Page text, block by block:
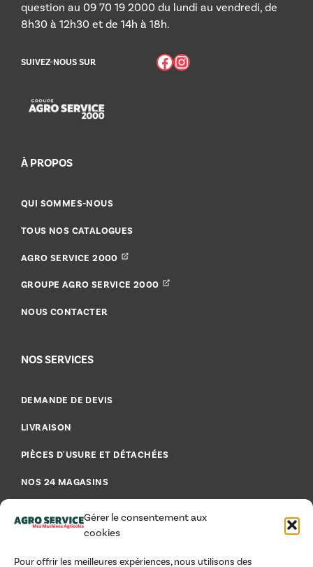
Gérer le consentement aux
cookies
Pour offrir les meilleures expériences, nous utilisons des
question au 09 70 19 2000 du lundi au vendredi, de
8h30 à 12h30 et de 14h à 18h.
SUIVEZ-NOUS SUR Facebook Instagram
À PROPOS
QUI SOMMES-NOUS
TOUS NOS CATALOGUES
AGRO SERVICE 2000
GROUPE AGRO SERVICE 2000
NOUS CONTACTER
NOS SERVICES
DEMANDE DE DEVIS
LIVRAISON
PIÈCES D'USURE ET DÉTACHÉES
NOS 24 MAGASINS